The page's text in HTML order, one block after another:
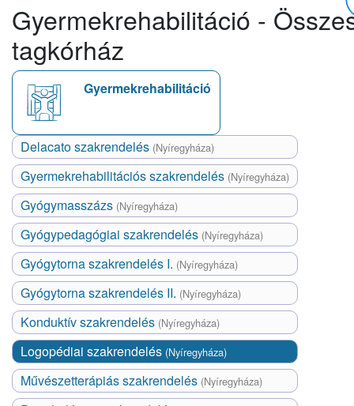
Gyermekrehabilitáció -
tagkórház
Gyermekrehabilitáció
Delacato szakrendelés (Nyíregyháza)
Gyermekrehabilitációs szakrendelés (Nyíregyháza)
Gyógymasszázs (Nyíregyháza)
Gyógypedagógiai szakrendelés (Nyíregyháza)
Gyógytorna szakrendelés I. (Nyíregyháza)
Gyógytorna szakrendelés II. (Nyíregyháza)
Konduktív szakrendelés (Nyíregyháza)
Logopédiai szakrendelés (Nyíregyháza)
Művészetterápiás szakrendelés (Nyíregyháza)